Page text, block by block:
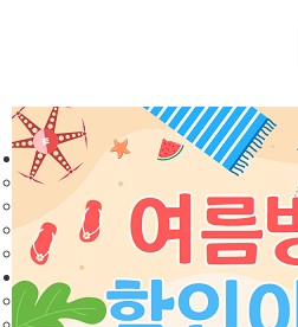
HOME
플라이존드론교육원
대표자인사말
드론교육원소개
장비현황
찾아오시는길
드론국가자격증
드론국가자격증